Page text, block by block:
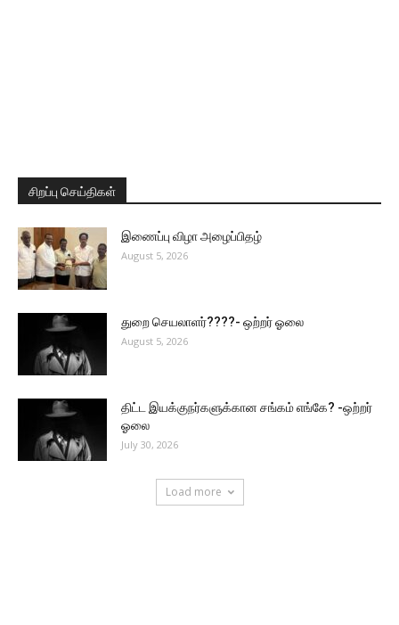
சிறப்பு செய்திகள்
இணைப்பு விழா அழைப்பிதழ்
August 5, 2026
துறை செயலாளர்????- ஒற்றர் ஓலை
August 5, 2026
திட்ட இயக்குநர்களுக்கான சங்கம் எங்கே? -ஒற்றர்
ஓலை
July 30, 2026
Load more